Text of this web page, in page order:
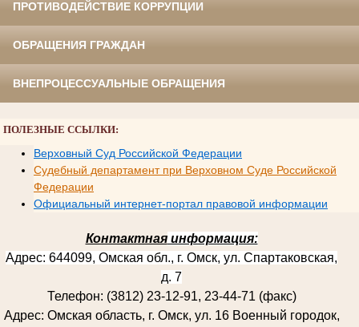
ПРОТИВОДЕЙСТВИЕ КОРРУПЦИИ
ОБРАЩЕНИЯ ГРАЖДАН
ВНЕПРОЦЕССУАЛЬНЫЕ ОБРАЩЕНИЯ
ПОЛЕЗНЫЕ ССЫЛКИ:
Верховный Суд Российской Федерации
Судебный департамент при Верховном Суде Российской
Федерации
Официальный интернет-портал правовой информации
Контактнаяинформация:
Адрес: 644099, Омская обл., г. Омск, ул. Спартаковская,
д. 7
Телефон: (3812) 23-12-91, 23-44-71 (факс)
Адрес: Омская область, г. Омск, ул. 16 Военный городок,